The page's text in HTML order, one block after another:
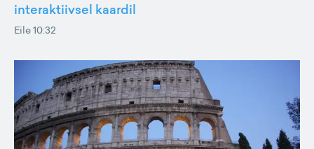
interaktiivsel kaardil
Eile 10:32